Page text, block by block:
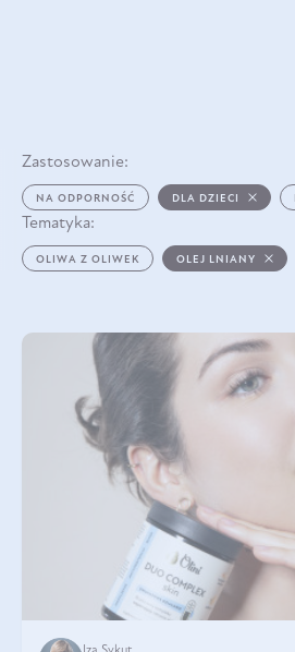
Zastosowanie:
NA ODPORNOŚĆ DLA DZIECI
Tematyka:
OLIWA Z OLIWEK OLEJ LNIANY